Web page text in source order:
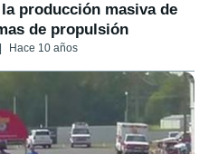
producción masiva de
de propulsión
Hace 10 años